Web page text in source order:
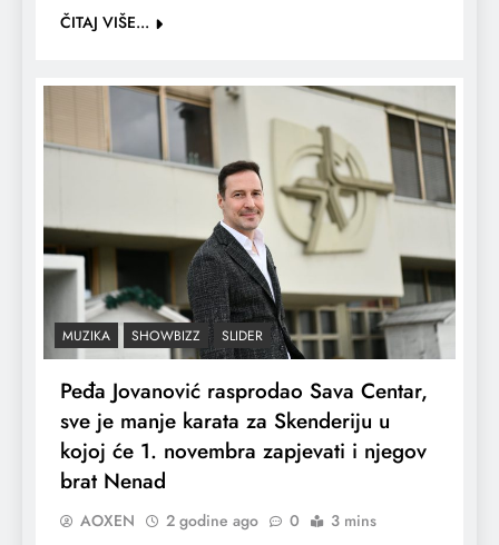
ČITAJ VIŠE...
MUZIKA SHOWBIZZ SLIDER
Peđa Jovanović rasprodao Sava Centar,
sve je manje karata za Skenderiju u
kojoj će 1. novembra zapjevati i njegov
brat Nenad
AOXEN 2 godine ago 0 3 mins